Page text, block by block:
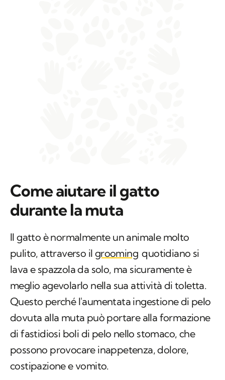
Il gatto è normalmente un animale molto
pulito, attraverso ilgrooming
meglio agevolarlo nella sua attività di toletta.
Questo perché l'aumentata ingestione di pelo
dovuta alla muta può portare alla formazione
di fastidiosi boli di pelo nello stomaco, che
possono provocare inappetenza, dolore,
costipazione e vomito.
Per aiutare il gatto a gestire la muta, occorre
trovare la spazzola più adatta